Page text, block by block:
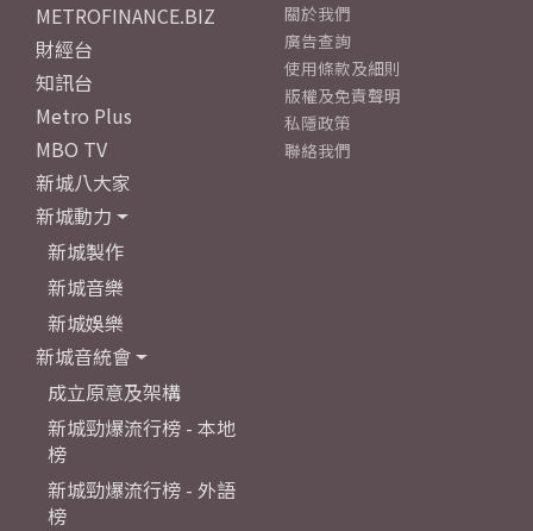
METROFINANCE.BIZ
財經台
知訊台
Metro Plus
MBO TV
新城八大家
新城動力
新城製作
新城音樂
新城娛樂
新城音統會
成立原意及架構
新城勁爆流行榜 - 本地
榜
新城勁爆流行榜 - 外語
榜
關於我們
廣告查詢
使用條款及細則
版權及免責聲明
私隱政策
聯絡我們